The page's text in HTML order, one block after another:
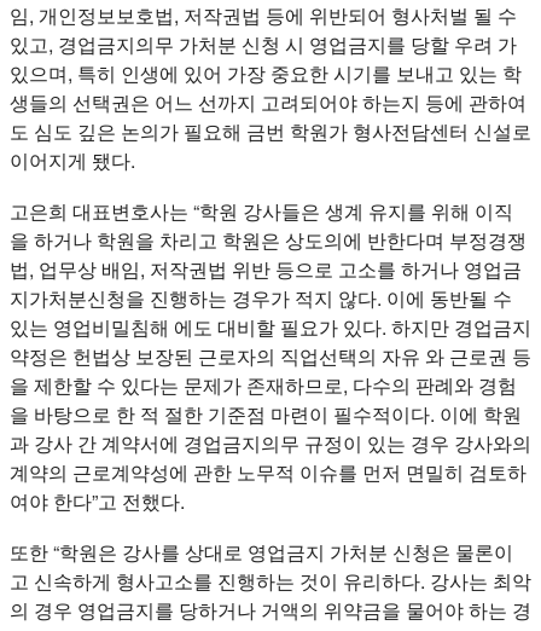
임, 개인정보보호법, 저작권법 등에 위반되어 형사처벌 될 수
있고, 경업금지의무 가처분 신청 시 영업금지를 당할 우려 가
있으며, 특히 인생에 있어 가장 중요한 시기를 보내고 있는 학
생들의 선택권은 어느 선까지 고려되어야 하는지 등에 관하여
도 심도 깊은 논의가 필요해 금번 학원가 형사전담센터 신설로
이어지게 됐다.
고은희 대표변호사는 “학원 강사들은 생계 유지를 위해 이직
을 하거나 학원을 차리고 학원은 상도의에 반한다며 부정경쟁
법, 업무상 배임, 저작권법 위반 등으로 고소를 하거나 영업금
지가처분신청을 진행하는 경우가 적지 않다. 이에 동반될 수
있는 영업비밀침해 에도 대비할 필요가 있다. 하지만 경업금지
약정은 헌법상 보장된 근로자의 직업선택의 자유 와 근로권 등
을 제한할 수 있다는 문제가 존재하므로, 다수의 판례와 경험
을 바탕으로 한 적 절한 기준점 마련이 필수적이다. 이에 학원
과 강사 간 계약서에 경업금지의무 규정이 있는 경우 강사와의
계약의 근로계약성에 관한 노무적 이슈를 먼저 면밀히 검토하
여야 한다”고 전했다.
또한 “학원은 강사를 상대로 영업금지 가처분 신청은 물론이
고 신속하게 형사고소를 진행하는 것이 유리하다. 강사는 최악
의 경우 영업금지를 당하거나 거액의 위약금을 물어야 하는 경